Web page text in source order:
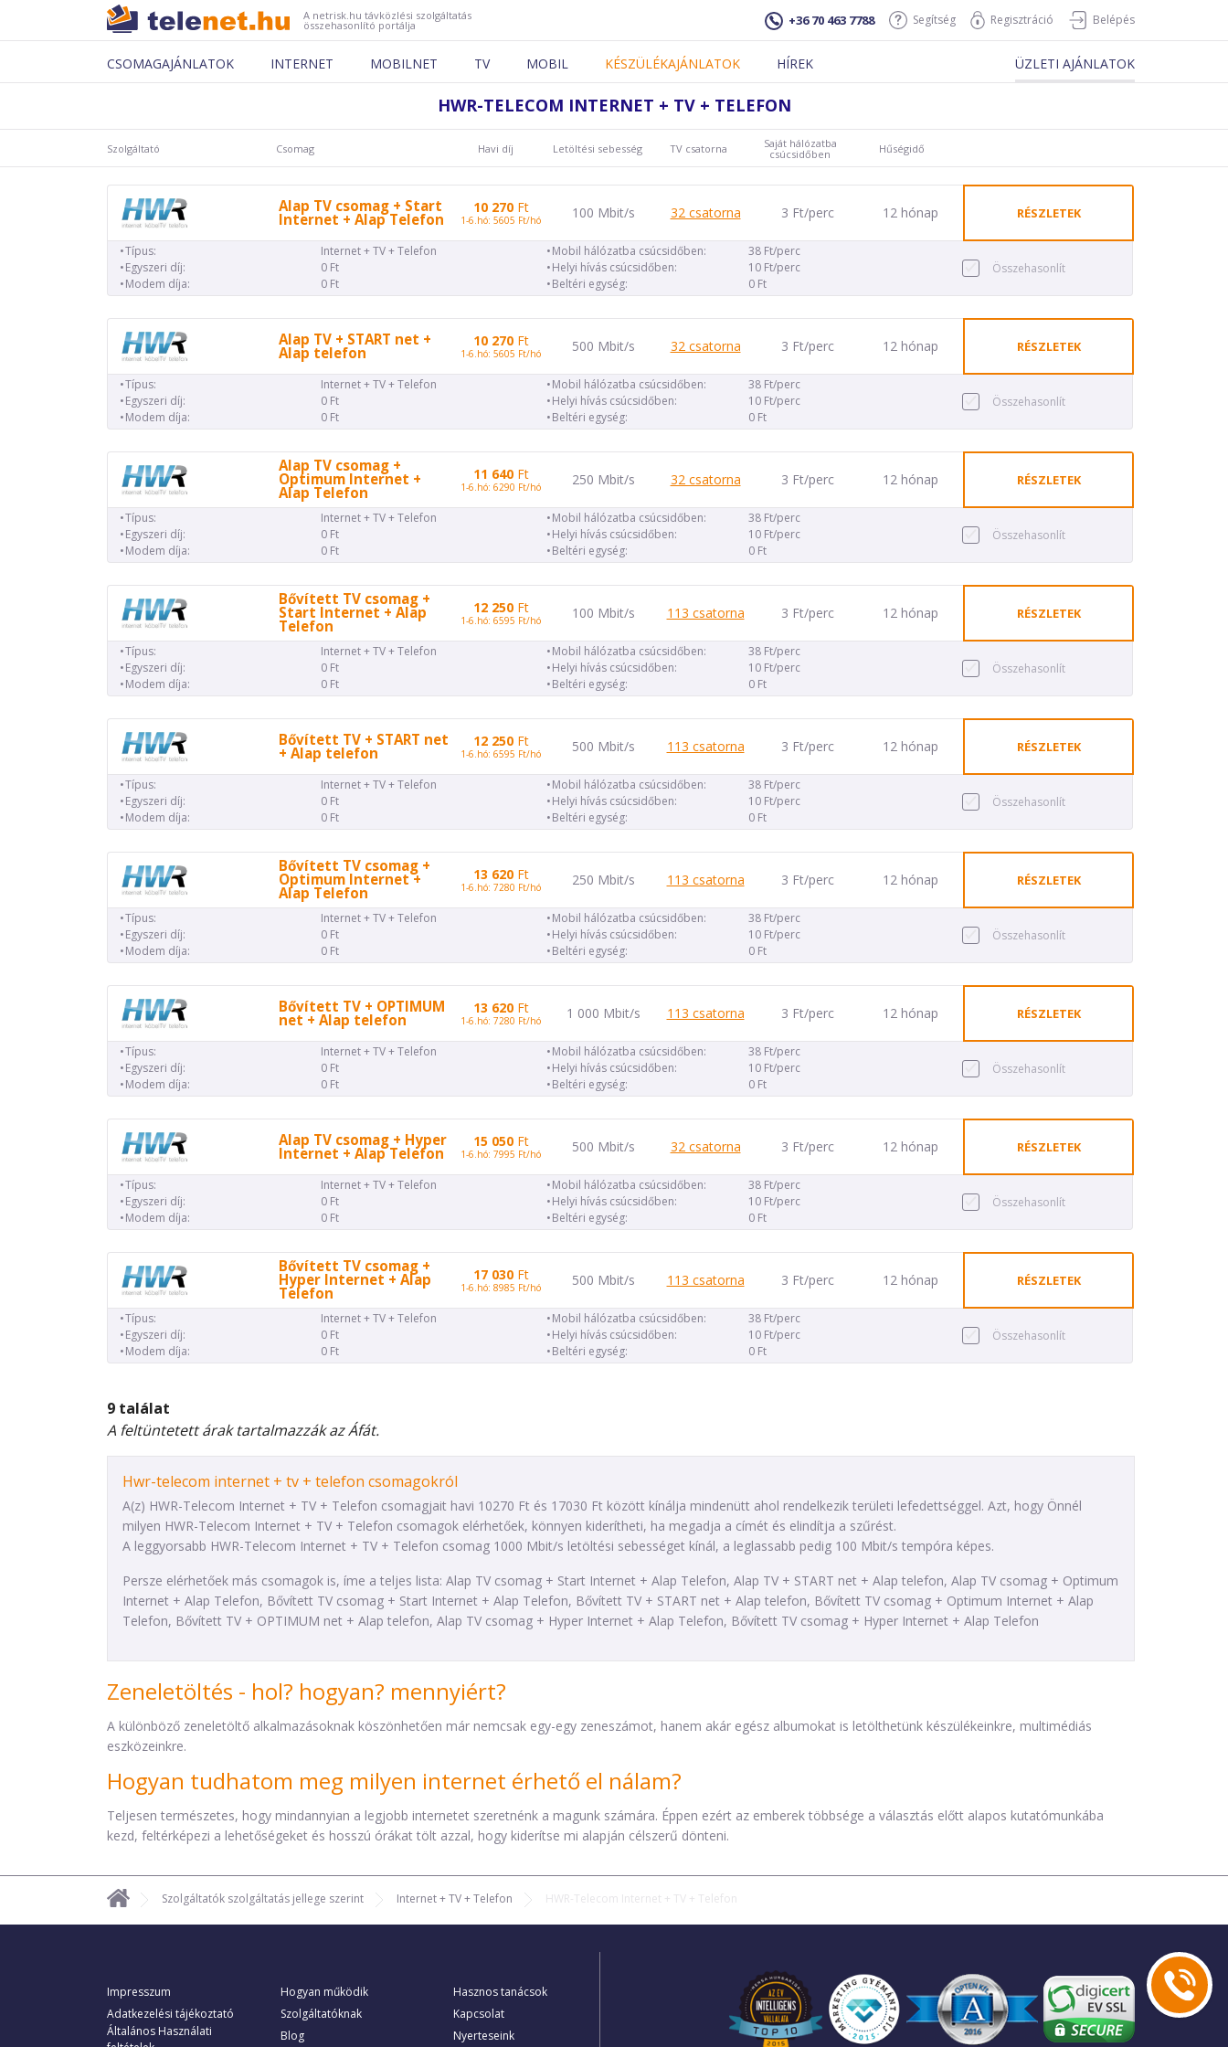
A netrisk.hu távközlési szolgáltatás
összehasonlító portálja +36 70 463 7788 Segítség Regisztráció Belépés
CSOMAGAJÁNLATOK INTERNET MOBILNET TV MOBIL KÉSZÜLÉKAJÁNLATOK HÍREK ÜZLETI AJÁNLATOK
HWR-TELECOM INTERNET + TV + TELEFON
Szolgáltató Csomag Havi díj Letöltési sebesség TV csatorna
Saját hálózatba
csúcsidőben
Hűségidő
Alap TV csomag + Start
Internet + Alap Telefon
10 270Ft
1-6.hó: 5605 Ft/hó 100 Mbit/s 32 csatorna 3 Ft/perc 12 hónap RÉSZLETEK
Típus:
Internet + TV + Telefon
Egyszeri díj:
0 Ft
Modem díja:
0 Ft
Mobil hálózatba csúcsidőben:
38 Ft/perc
Helyi hívás csúcsidőben:
10 Ft/perc
Beltéri egység:
0 Ft
Összehasonlít
Alap TV + START net +
Alap telefon
10 270Ft
1-6.hó: 5605 Ft/hó 500 Mbit/s 32 csatorna 3 Ft/perc 12 hónap RÉSZLETEK
Típus:
Internet + TV + Telefon
Egyszeri díj:
0 Ft
Modem díja:
0 Ft
Mobil hálózatba csúcsidőben:
38 Ft/perc
Helyi hívás csúcsidőben:
10 Ft/perc
Beltéri egység:
0 Ft
Összehasonlít
Alap TV csomag +
Optimum Internet +
Alap Telefon
11 640Ft
1-6.hó: 6290 Ft/hó 250 Mbit/s 32 csatorna 3 Ft/perc 12 hónap RÉSZLETEK
Típus:
Internet + TV + Telefon
Egyszeri díj:
0 Ft
Modem díja:
0 Ft
Mobil hálózatba csúcsidőben:
38 Ft/perc
Helyi hívás csúcsidőben:
10 Ft/perc
Beltéri egység:
0 Ft
Összehasonlít
Bővített TV csomag +
Start Internet + Alap
Telefon
12 250Ft
1-6.hó: 6595 Ft/hó 100 Mbit/s 113 csatorna 3 Ft/perc 12 hónap RÉSZLETEK
Típus:
Internet + TV + Telefon
Egyszeri díj:
0 Ft
Modem díja:
0 Ft
Mobil hálózatba csúcsidőben:
38 Ft/perc
Helyi hívás csúcsidőben:
10 Ft/perc
Beltéri egység:
0 Ft
Összehasonlít
Bővített TV + START net
+ Alap telefon
12 250Ft
1-6.hó: 6595 Ft/hó 500 Mbit/s 113 csatorna 3 Ft/perc 12 hónap RÉSZLETEK
Típus:
Internet + TV + Telefon
Egyszeri díj:
0 Ft
Modem díja:
0 Ft
Mobil hálózatba csúcsidőben:
38 Ft/perc
Helyi hívás csúcsidőben:
10 Ft/perc
Beltéri egység:
0 Ft
Összehasonlít
Bővített TV csomag +
Optimum Internet +
Alap Telefon
13 620Ft
1-6.hó: 7280 Ft/hó 250 Mbit/s 113 csatorna 3 Ft/perc 12 hónap RÉSZLETEK
Típus:
Internet + TV + Telefon
Egyszeri díj:
0 Ft
Modem díja:
0 Ft
Mobil hálózatba csúcsidőben:
38 Ft/perc
Helyi hívás csúcsidőben:
10 Ft/perc
Beltéri egység:
0 Ft
Összehasonlít
Bővített TV + OPTIMUM
net + Alap telefon
13 620Ft
1-6.hó: 7280 Ft/hó 1 000 Mbit/s 113 csatorna 3 Ft/perc 12 hónap RÉSZLETEK
Típus:
Internet + TV + Telefon
Egyszeri díj:
0 Ft
Modem díja:
0 Ft
Mobil hálózatba csúcsidőben:
38 Ft/perc
Helyi hívás csúcsidőben:
10 Ft/perc
Beltéri egység:
0 Ft
Összehasonlít
Alap TV csomag + Hyper
Internet + Alap Telefon
15 050Ft
1-6.hó: 7995 Ft/hó 500 Mbit/s 32 csatorna 3 Ft/perc 12 hónap RÉSZLETEK
Típus:
Internet + TV + Telefon
Egyszeri díj:
0 Ft
Modem díja:
0 Ft
Mobil hálózatba csúcsidőben:
38 Ft/perc
Helyi hívás csúcsidőben:
10 Ft/perc
Beltéri egység:
0 Ft
Összehasonlít
Bővített TV csomag +
Hyper Internet + Alap
Telefon
17 030Ft
1-6.hó: 8985 Ft/hó 500 Mbit/s 113 csatorna 3 Ft/perc 12 hónap RÉSZLETEK
Típus:
Internet + TV + Telefon
Egyszeri díj:
0 Ft
Modem díja:
0 Ft
Mobil hálózatba csúcsidőben:
38 Ft/perc
Helyi hívás csúcsidőben:
10 Ft/perc
Beltéri egység:
0 Ft
Összehasonlít
9 találat
A feltüntetett árak tartalmazzák az Áfát.
Hwr-telecom internet + tv + telefon csomagokról
A(z) HWR-Telecom Internet + TV + Telefon csomagjait havi 10270 Ft és 17030 Ft között kínálja mindenütt ahol rendelkezik területi lefedettséggel. Azt, hogy Önnél
milyen HWR-Telecom Internet + TV + Telefon csomagok elérhetőek, könnyen kiderítheti, ha megadja a címét és elindítja a szűrést.
A leggyorsabb HWR-Telecom Internet + TV + Telefon csomag 1000 Mbit/s letöltési sebességet kínál, a leglassabb pedig 100 Mbit/s tempóra képes.
Persze elérhetőek más csomagok is, íme a teljes lista: Alap TV csomag + Start Internet + Alap Telefon, Alap TV + START net + Alap telefon, Alap TV csomag + Optimum
Internet + Alap Telefon, Bővített TV csomag + Start Internet + Alap Telefon, Bővített TV + START net + Alap telefon, Bővített TV csomag + Optimum Internet + Alap
Telefon, Bővített TV + OPTIMUM net + Alap telefon, Alap TV csomag + Hyper Internet + Alap Telefon, Bővített TV csomag + Hyper Internet + Alap Telefon
Zeneletöltés - hol? hogyan? mennyiért?
A különböző zeneletöltő alkalmazásoknak köszönhetően már nemcsak egy-egy zeneszámot, hanem akár egész albumokat is letölthetünk készülékeinkre, multimédiás
eszközeinkre.
Hogyan tudhatom meg milyen internet érhető el nálam?
Teljesen természetes, hogy mindannyian a legjobb internetet szeretnénk a magunk számára. Éppen ezért az emberek többsége a választás előtt alapos kutatómunkába
kezd, feltérképezi a lehetőségeket és hosszú órákat tölt azzal, hogy kiderítse mi alapján célszerű dönteni.
Szolgáltatók szolgáltatás jellege szerint Internet + TV + Telefon HWR-Telecom Internet + TV + Telefon
Impresszum
Adatkezelési tájékoztató
Általános Használati
Hogyan működik
Szolgáltatóknak
Blog
Hasznos tanácsok
Kapcsolat
Nyerteseink